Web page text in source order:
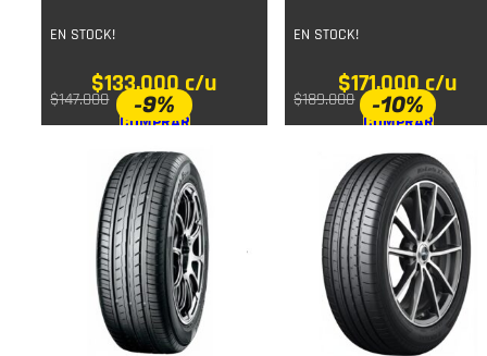
EN STOCK!
$133.000c/u
$147.000
COMPRAR
EN STOCK!
$171.000c/u
$189.000
COMPRAR
-9% -10%